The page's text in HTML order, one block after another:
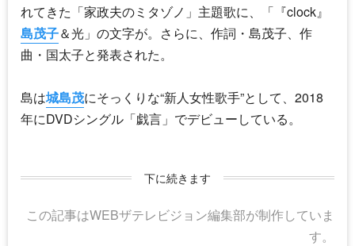
れてきた「家政夫のミタゾノ」主題歌に、「『clock』
島茂子＆光」の文字が。さらに、作詞・ 島茂子 、作
曲・国太子と発表された。
島は城島茂にそっくりな“新人女性歌手”として、2018
年にDVDシングル「戯言」でデビューしている。
下に続きます
この記事はWEBザテレビジョン編集部が制作していま
す。